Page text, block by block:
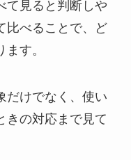
て見ると判断しや
比べることで、ど
す。
だけでなく、使い
きの対応まで見て